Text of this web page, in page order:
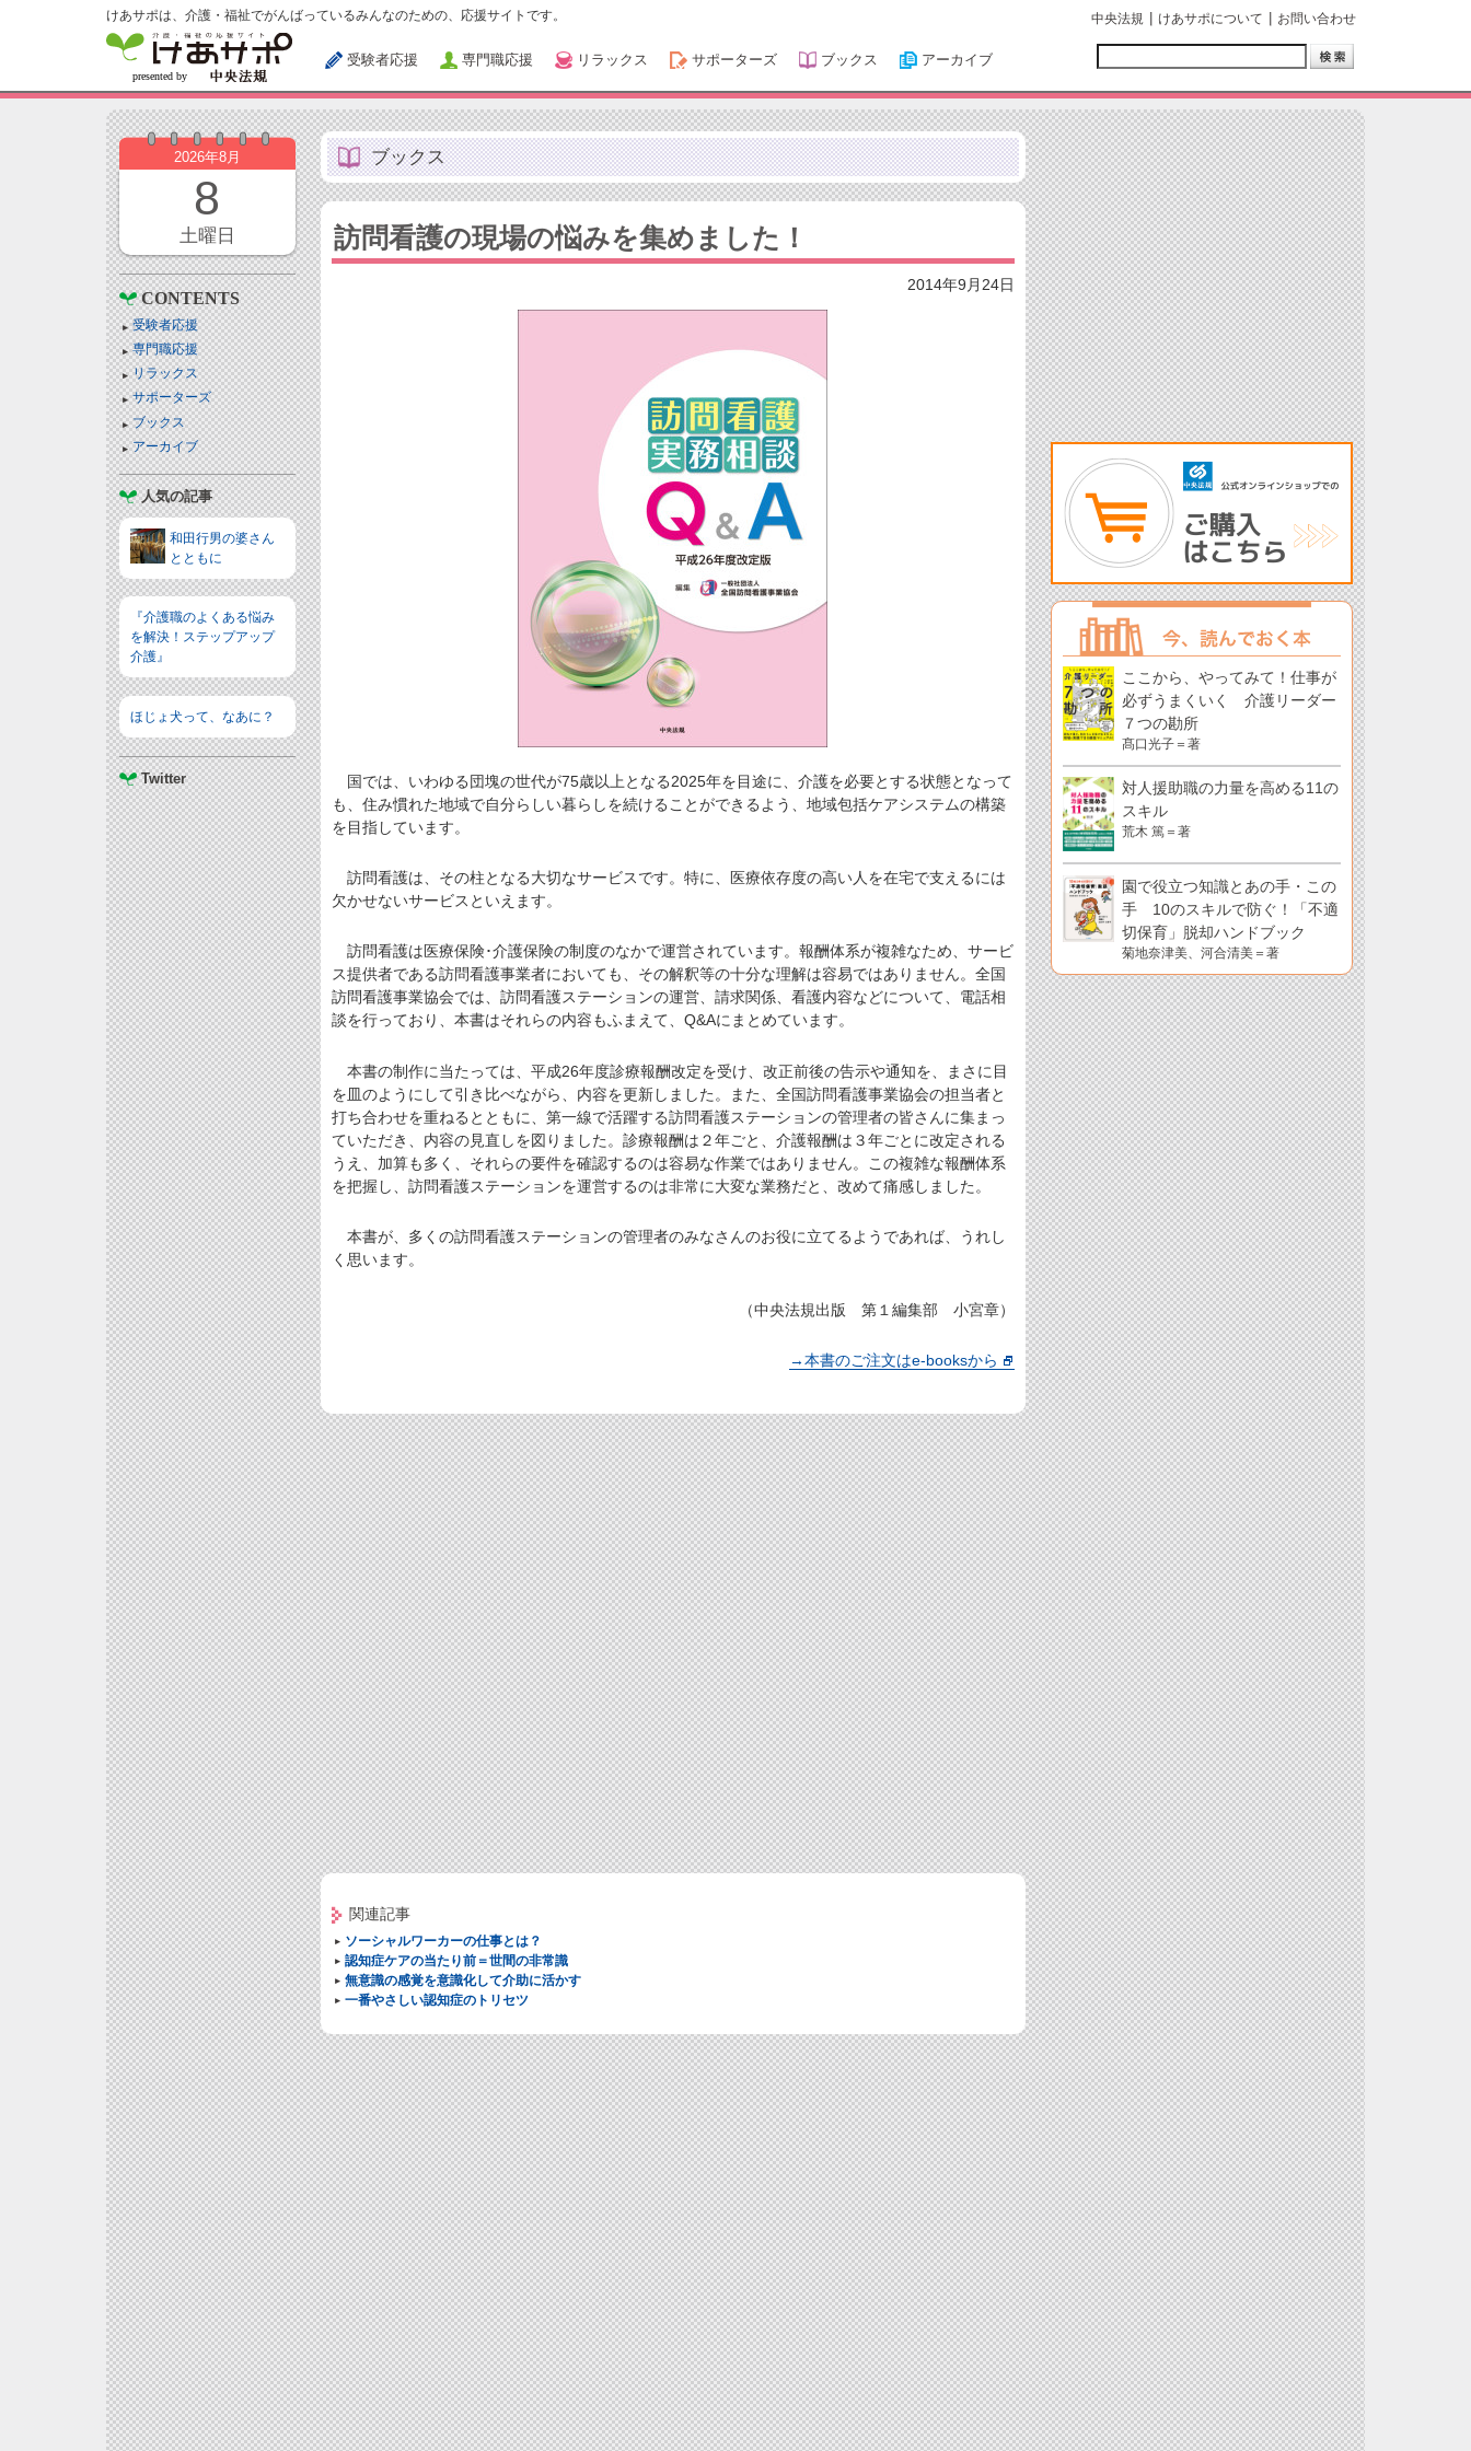
けあサポは、介護・福祉でがんばっているみんなのための、応援サイトです。
受験者応援 専門職応援 リラックス サポーターズ ブックス アーカイブ
中央法規 けあサポについて お問い合わせ
2026年8月
8
土曜日
CONTENTS
受験者応援
専門職応援
リラックス
サポーターズ
ブックス
アーカイブ
人気の記事
和田行男の婆さん
とともに
『介護職のよくある悩み
を解決！ステップアップ
介護』
ほじょ犬って、なあに？
Twitter
ブックス
訪問看護の現場の悩みを集めました！
2014年9月24日
国では、いわゆる団塊の世代が75歳以上となる2025年を目途に、介護を必要とする状態となって
も、住み慣れた地域で自分らしい暮らしを続けることができるよう、地域包括ケアシステムの構築
を目指しています。
訪問看護は、その柱となる大切なサービスです。特に、医療依存度の高い人を在宅で支えるには
欠かせないサービスといえます。
訪問看護は医療保険･介護保険の制度のなかで運営されています。報酬体系が複雑なため、サービ
ス提供者である訪問看護事業者においても、その解釈等の十分な理解は容易ではありません。全国
訪問看護事業協会では、訪問看護ステーションの運営、請求関係、看護内容などについて、電話相
談を行っており、本書はそれらの内容もふまえて、Q&Aにまとめています。
本書の制作に当たっては、平成26年度診療報酬改定を受け、改正前後の告示や通知を、まさに目
を皿のようにして引き比べながら、内容を更新しました。また、全国訪問看護事業協会の担当者と
打ち合わせを重ねるとともに、第一線で活躍する訪問看護ステーションの管理者の皆さんに集まっ
ていただき、内容の見直しを図りました。診療報酬は２年ごと、介護報酬は３年ごとに改定される
うえ、加算も多く、それらの要件を確認するのは容易な作業ではありません。この複雑な報酬体系
を把握し、訪問看護ステーションを運営するのは非常に大変な業務だと、改めて痛感しました。
本書が、多くの訪問看護ステーションの管理者のみなさんのお役に立てるようであれば、うれし
く思います。
（中央法規出版 第１編集部 小宮章）
→本書のご注文はe-booksから
関連記事
ソーシャルワーカーの仕事とは？
認知症ケアの当たり前＝世間の非常識
無意識の感覚を意識化して介助に活かす
一番やさしい認知症のトリセツ
ここから、やってみて！仕事が
必ずうまくいく 介護リーダー
７つの勘所
髙口光子＝著
対人援助職の力量を高める11の
スキル
荒木 篤＝著
園で役立つ知識とあの手・この
手 10のスキルで防ぐ！「不適
切保育」脱却ハンドブック
菊地奈津美、河合清美＝著